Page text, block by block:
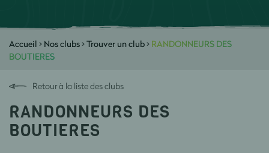
Accueil > Nos clubs>Trouver un club> RANDONNEURS DES
BOUTIERES
Retour à la liste des clubs
RANDONNEURS DES
BOUTIERES